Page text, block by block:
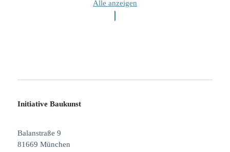
Alle anzeigen
Initiative Baukunst
Balanstraße 9
81669 München